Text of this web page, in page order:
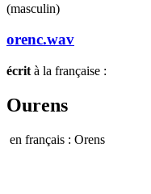
(masculin)
orenc.wav
écrit à la française :
Ourens
en français : Orens